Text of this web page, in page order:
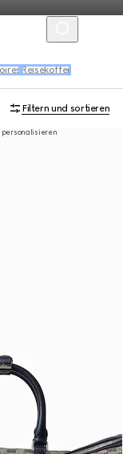
Reisekoffer
Filtern und sortieren